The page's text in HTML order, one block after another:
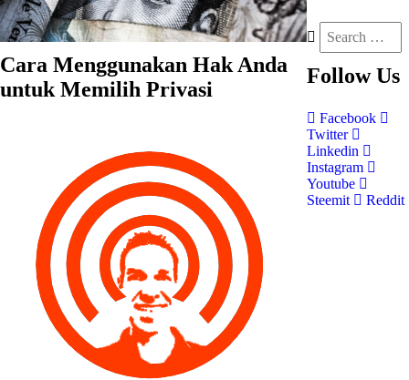
Cara Menggunakan Hak Anda
untuk Memilih Privasi
Follow Us
Facebook
Twitter
Linkedin
Instagram
Youtube
Steemit
Reddit